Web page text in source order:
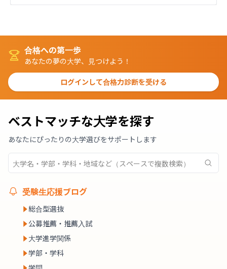
合格への第一歩
あなたの夢の大学、見つけよう！
ログインして合格力診断を受ける
ベストマッチな大学を探す
あなたにぴったりの大学選びをサポートします
受験生応援ブログ
総合型選抜
公募推薦・推薦入試
大学進学関係
学部・学科